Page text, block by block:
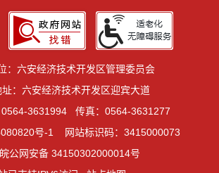
：六安经济技术开发区管理委员会
：六安经济技术开发区迎宾大道
3631994
传真：0564-3631277
号-1
网站标识码：3415000073
皖公网安备 34150302000014号